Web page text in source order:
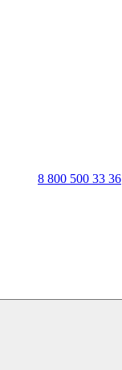
8 800 500 33 36